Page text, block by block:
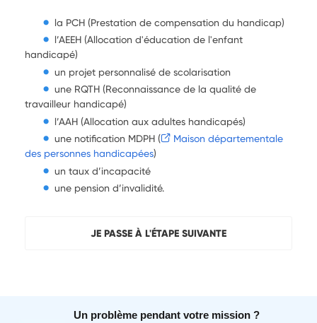
la PCH (Prestation de compensation du handicap)
l’AEEH (Allocation d'éducation de l'enfant
handicapé)
un projet personnalisé de scolarisation
une RQTH (Reconnaissance de la qualité de
travailleur handicapé)
l’AAH (Allocation aux adultes handicapés)
une notification MDPH (
Maison départementale
des personnes handicapées)
un taux d’incapacité
une pension d’invalidité.
JE PASSE À L'ÉTAPE SUIVANTE
Un problème pendant votre mission ?